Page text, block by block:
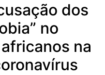
dos
no
na